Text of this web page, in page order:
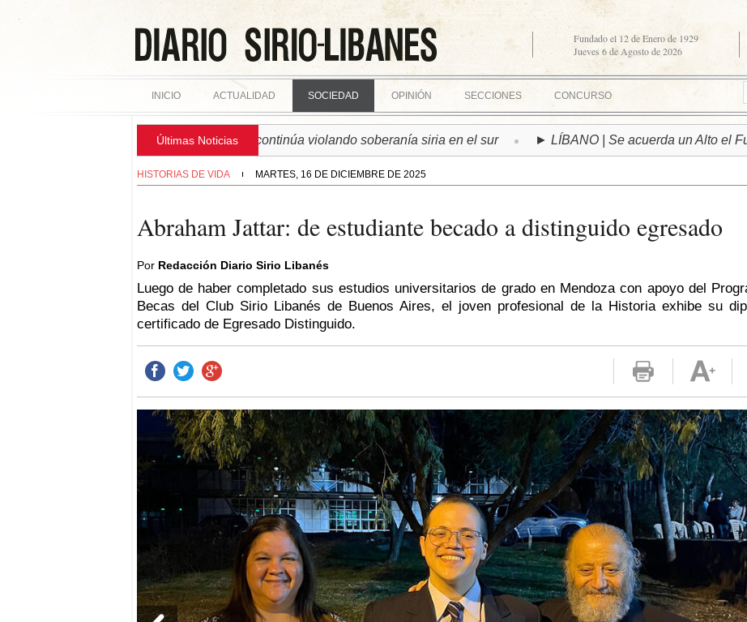
Fundado el 12 de Enero de 1929
Jueves 6 de Agosto de 2026
INICIO ACTUALIDAD SOCIEDAD OPINIÓN SECCIONES CONCURSO
Últimas Noticias
► SIRIA | Régimen israelí continúa violando soberanía siria en el sur ► LÍBANO | Se acuerda un Alto el Fuego
HISTORIAS DE VIDA MARTES, 16 DE DICIEMBRE DE 2025
Abraham Jattar: de estudiante becado a distinguido egresado
Por Redacción Diario Sirio Libanés
Luego de haber completado sus estudios universitarios de grado en Mendoza con apoyo del
Becas del Club Sirio Libanés de Buenos Aires, el joven profesional de la Historia exhibe su
certificado de Egresado Distinguido.